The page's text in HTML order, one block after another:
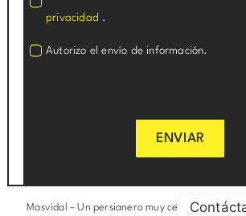
privacidad .
Autorizo el envío de información.
ENVIAR
Masvidal –Un persianero muy cerca de ti|